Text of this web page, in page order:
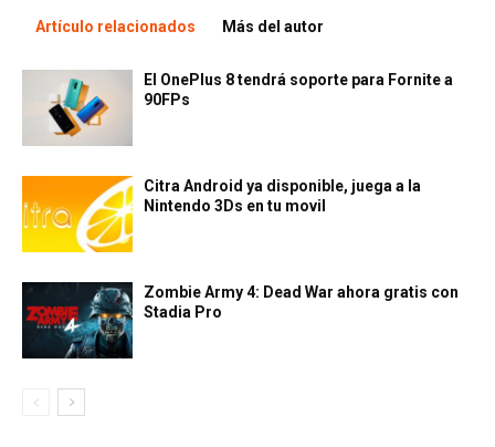
Artículo relacionados Más del autor
El OnePlus 8 tendrá soporte para Fornite a
90FPs
Citra Android ya disponible, juega a la
Nintendo 3Ds en tu movil
Zombie Army 4: Dead War ahora gratis con
Stadia Pro